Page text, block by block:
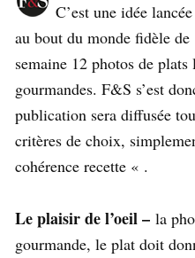
C’est une idée
au bout du monde fidèle de
semaine 12 photos de
gourmandes. F&S s’est
publication sera diffusée
critères de choix,
cohérence recette « .
Le plaisir de l’oeil – la
gourmande, le plat doit